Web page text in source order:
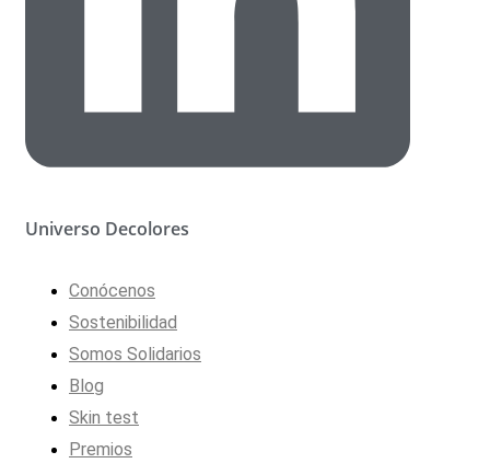
Universo Decolores
Conócenos
Sostenibilidad
Somos Solidarios
Blog
Skin test
Premios